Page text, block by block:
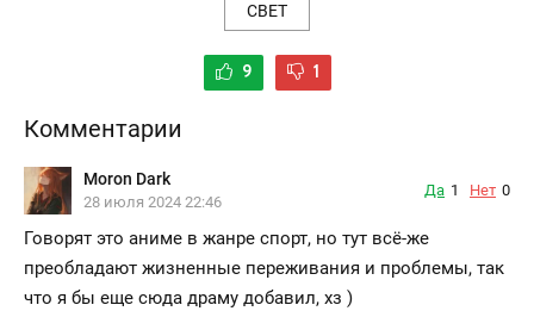
СВЕТ
9 1
Комментарии
Moron Dark
28 июля 2024 22:46
Да 1 Нет 0
Говорят это аниме в жанре спорт, но тут всё-же
преобладают жизненные переживания и проблемы, так
что я бы еще сюда драму добавил, хз )